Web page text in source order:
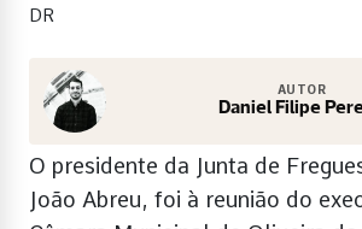
DR
AUTOR
Daniel Filipe
O presidente da Junta de
João Abreu, foi à reunião do